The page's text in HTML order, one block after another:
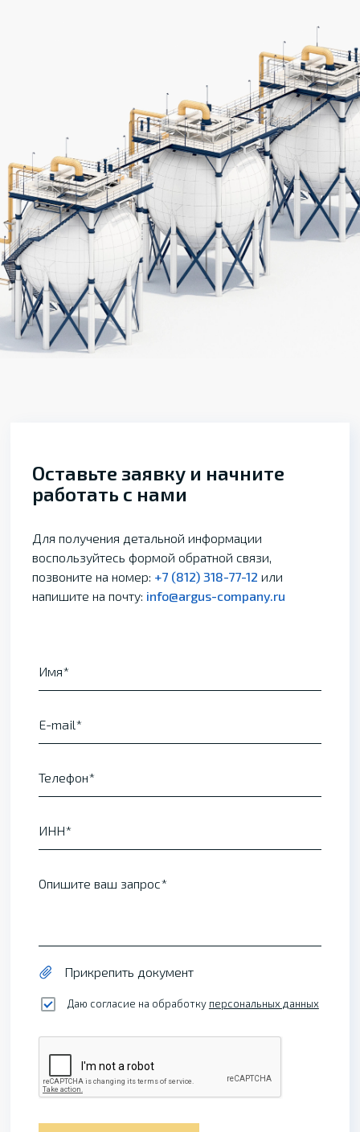
Оставьте заявку и начните
работать с нами
Для получения детальной информации
воспользуйтесь формой обратной связи,
позвоните на номер: +7 (812) 318-77-12 или
напишите на почту: info@argus-company.ru
Имя
E-mail
Телефон
ИНН
Опишите ваш запрос
Прикрепить документ
Даю согласие на обработку персональных данных